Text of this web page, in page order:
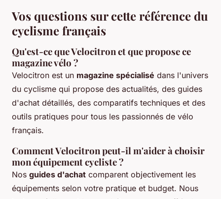
Vos questions sur cette référence du
cyclisme français
Qu'est-ce que Velocitron et que propose ce
magazine vélo ?
Velocitron est un magazine spécialisé dans l'univers
du cyclisme qui propose des actualités, des guides
d'achat détaillés, des comparatifs techniques et des
outils pratiques pour tous les passionnés de vélo
français.
Comment Velocitron peut-il m'aider à choisir
mon équipement cycliste ?
Nos guides d'achat comparent objectivement les
équipements selon votre pratique et budget. Nous